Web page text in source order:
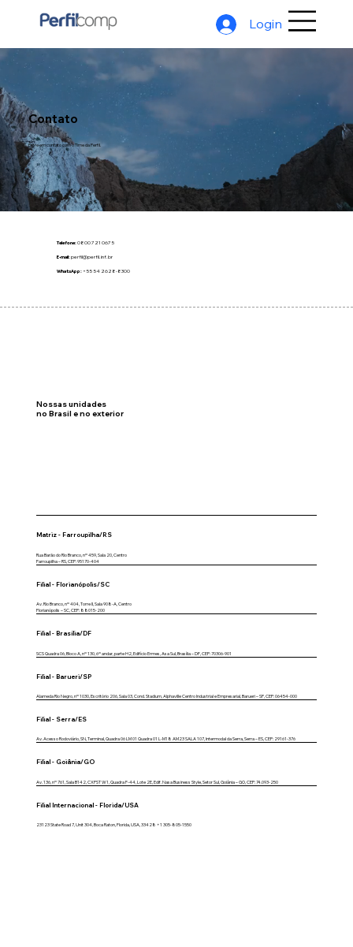
Login
Contato
Entre em contato com o Time da Perfil.
Telefone:0800 721 0675
E-mail:perfil@perfil.inf.br
WhatsApp:‪+55 54 2628‑8300‬
Nossas unidades
no Brasil e no exterior
Matriz - Farroupilha/RS
Rua Barão do Rio Branco, nº 459, Sala 20, Centro
Farroupilha – RS, CEP: 95170-404
Filial - Florianópolis/SC
Av. Rio Branco, nº 404, Torre II, Sala 908-A, Centro
Florianópolis – SC, CEP: 88015-200
Filial - Brasília/DF
SCS Quadra 06, Bloco A, nº 130, 6º andar, parte H2, Edifício Ermes, Asa Sul, Brasília – DF, CEP: 70306-901
Filial - Barueri/SP
Alameda Rio Negro, nº 1030, Escritório 206, Sala 03, Cond. Stadium, Alphaville Centro Industrial e Empresarial, Barueri – SP, CEP: 06454-000
Filial - Serra/ES
Av. Acesso Rodoviário, SN, Terminal, Quadra 06 LM 01 Quadra 01 L-M18 AM23 SALA 107, Intermodal da Serra, Serra – ES, CEP: 29161-376
Filial - Goiânia/GO
Av. 136, nº 761, Sala B142, CXPST W1, Quadra F-44, Lote 2E, Edif. Nasa Business Style, Setor Sul, Goiânia – GO, CEP: 74.093-250
Filial Internacional - Florida/USA
23123 State Road 7, Unit 304, Boca Raton, Florida, USA, 33428 +1 305-805-1550